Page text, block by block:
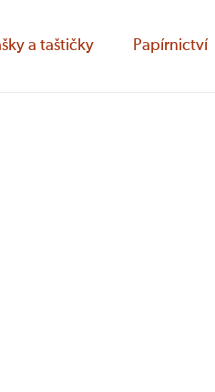
a taštičky Papírnictví